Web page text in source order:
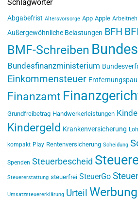
Schlagwörter
Abgabefrist Altersvorsorge App Apple
Außergewöhnliche Belastungen BFH
BMF-Schreiben
Bundesfinanzministerium
Einkommensteuer
Finanzamt
Grundfreibetrag Handwerkerleistungen
Kindergeld Krankenversicherung
kompakt Play Rentenversicherung Scheidung
Spenden Steuerbescheid
Steuererstattung steuerfrei SteuerGo
Umsatzsteuererklärung Urteil